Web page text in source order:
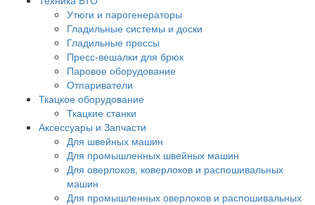
Утюги и парогенераторы
Гладильные системы и доски
Гладильные прессы
Пресс-вешалки для брюк
Паровое оборудование
Отпариватели
Ткацкое оборудование
Ткацкие станки
Аксессуары и Запчасти
Для швейных машин
Для промышленных швейных машин
Для оверлоков, коверлоков и распошивальных
машин
Для промышленных оверлоков и распошивальных